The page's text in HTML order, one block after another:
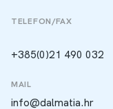
TELEFON/FAX
+385(0)21 490 032
MAIL
info@dalmatia.hr